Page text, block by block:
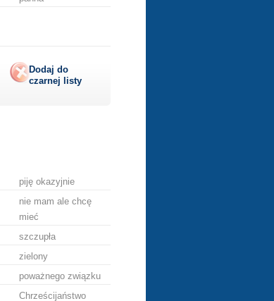
Dodaj do
czarnej listy
piję okazyjnie
nie mam ale chcę
mieć
szczupła
zielony
poważnego związku
Chrześcijaństwo